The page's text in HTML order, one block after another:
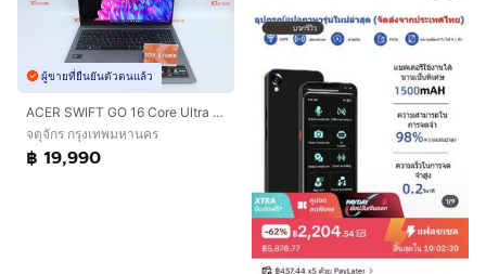
ผู้ขายที่ยืนยันตัวตนแล้ว
ACER SWIFT GO 16 Core Ultra 5 125H RAM32.1TB
จตุจักร กรุงเทพมหานคร
฿ 19,990